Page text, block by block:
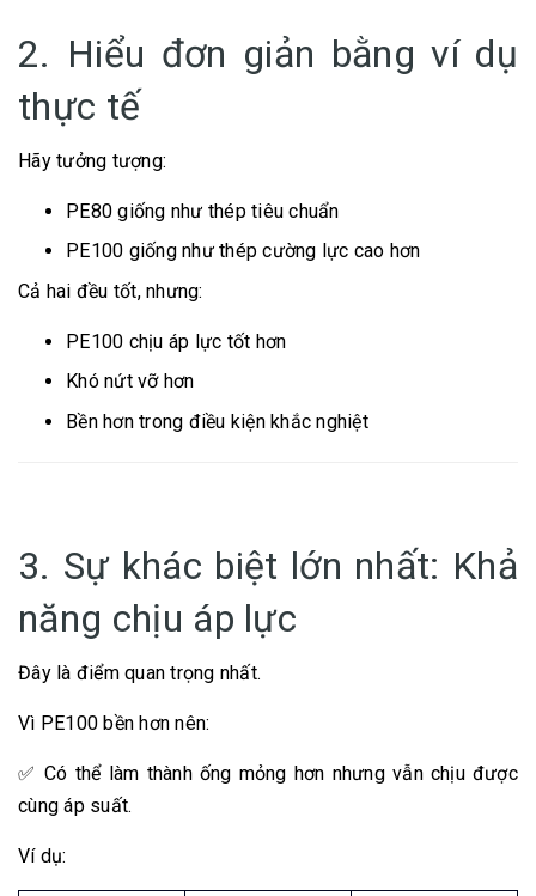
2. Hiểu đơn giản bằng ví dụ
thực tế
Hãy tưởng tượng:
PE80 giống như thép tiêu chuẩn
PE100 giống như thép cường lực cao hơn
Cả hai đều tốt, nhưng:
PE100 chịu áp lực tốt hơn
Khó nứt vỡ hơn
Bền hơn trong điều kiện khắc nghiệt
3. Sự khác biệt lớn nhất: Khả
năng chịu áp lực
Đây là điểm quan trọng nhất.
Vì PE100 bền hơn nên:
✅ Có thể làm thành ống mỏng hơn nhưng vẫn chịu được
cùng áp suất.
Ví dụ: